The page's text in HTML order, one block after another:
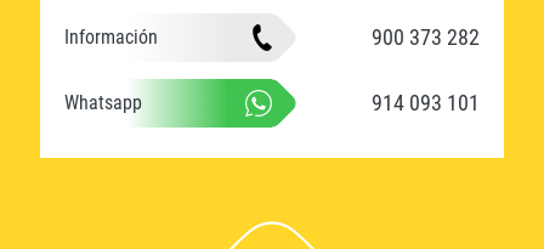
Información 900 373 282
Whatsapp 914 093 101